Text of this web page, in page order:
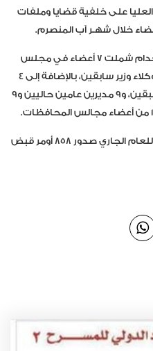
العليا على خلفية قضايا وملفات
خلال شهـر آب المنصرم.
وأوضح البيان أن أوامر القبض والاستقدام شملت 7 أعضاء في مجلس
النواب، ووزيراً سابقاً ووزيراً أسبق، و3 وكلاء وزير سابقين، بالإضافة إلى 4
محافظين سابقين و5 محافظين أسبقين، و9 مديرين عامين حاليين و9
وأعلنت الهيئة في تقريرها النصفي للعام الجاري صدور 858 أومر قبض